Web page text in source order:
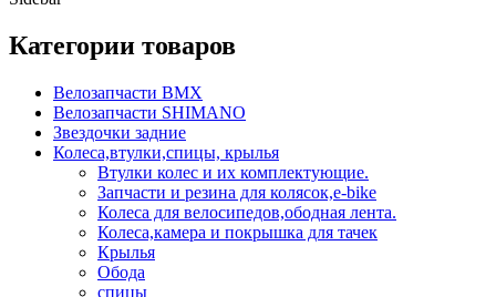
Категории товаров
Велозапчасти BMX
Велозапчасти SHIMANO
Звездочки задние
Колеса,втулки,спицы, крылья
Втулки колес и их комплектующие.
Запчасти и резина для колясок,e-bike
Колеса для велосипедов,ободная лента.
Колеса,камера и покрышка для тачек
Крылья
Обода
спицы